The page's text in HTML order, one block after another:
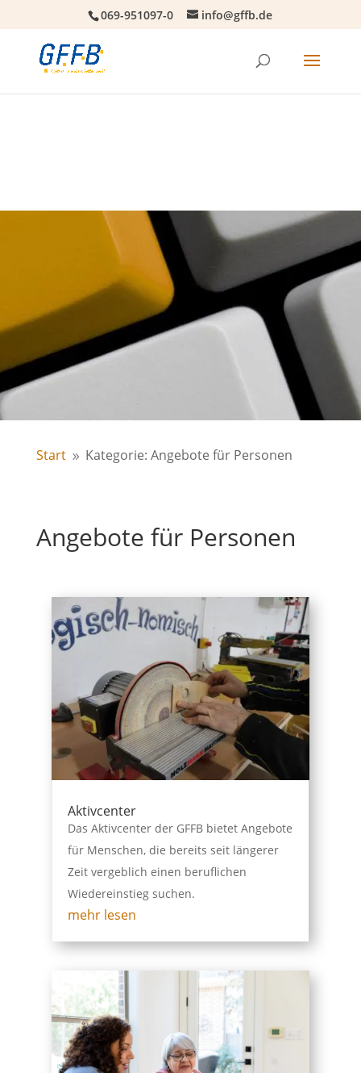
069-951097-0 info@gffb.de
Start 9 Kategorie: Angebote für Personen
Angebote für Personen
Aktivcenter
Das Aktivcenter der GFFB bietet Angebote
für Menschen, die bereits seit längerer
Zeit vergeblich einen beruflichen
Wiedereinstieg suchen.
mehr lesen